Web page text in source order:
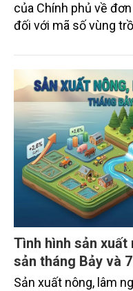
của Chính phủ về
đối với mã số vùng
Tình hình sản xuất
sản tháng Bảy và
Sản xuất nông, lâm